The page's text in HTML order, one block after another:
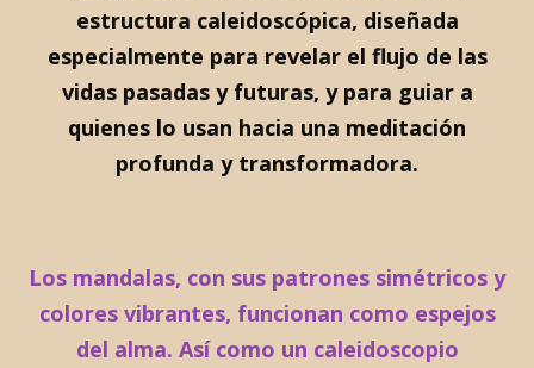
estructura caleidoscópica, diseñada
especialmente para revelar el flujo de las
vidas pasadas y futuras, y para guiar a
quienes lo usan hacia una meditación
profunda y transformadora.
Los mandalas, con sus patrones simétricos y
colores vibrantes, funcionan como espejos
del alma. Así como un caleidoscopio